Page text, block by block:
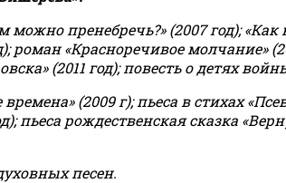
пренебречь?» (2007 год); «Как
роман «Красноречивое молчание»
(2011 год); повесть о детях
(2009 г); пьеса в стихах
пьеса рождественская сказка
песен.